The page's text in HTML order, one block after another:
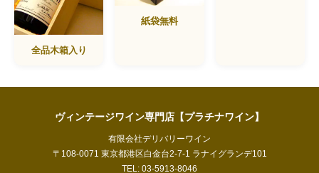
全品木箱入り
紙袋無料
ヴィンテージワイン専門店【プラチナワイン】
有限会社デリバリーワイン
〒108-0071 東京都港区白金台2-7-1 ラナイグランデ101
TEL: 03-5913-8046